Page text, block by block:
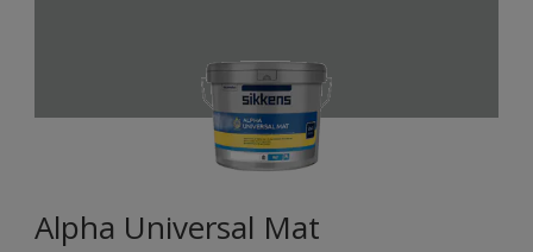
Alpha Universal Mat